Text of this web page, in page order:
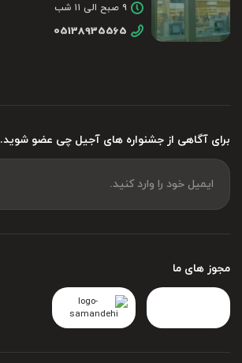
برای آگاهی از جشنواره های آجیل چی عضو شوید.
۹ صبح الی ۱۱ شب
05138935565
مجوز های ما